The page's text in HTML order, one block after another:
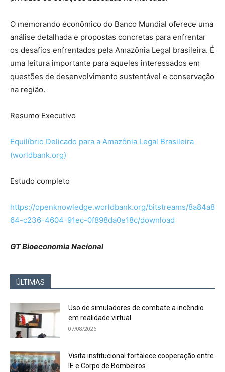
O memorando econômico do Banco Mundial oferece uma
análise detalhada e propostas concretas para enfrentar
os desafios enfrentados pela Amazônia Legal brasileira. É
uma leitura importante para aqueles interessados ​​em
questões de desenvolvimento sustentável e conservação
na região.
Resumo Executivo
Equilíbrio Delicado para a Amazônia Legal Brasileira
(worldbank.org)
Estudo completo
https://openknowledge.worldbank.org/bitstreams/8a84a8
64-c236-4604-91ec-0f898da0e18c/download
GT Bioeconomia Nacional
ÚLTIMAS
Uso de simuladores de combate a incêndio
em realidade virtual
07/08/2026
Visita institucional fortalece cooperação entre
IE e Corpo de Bombeiros